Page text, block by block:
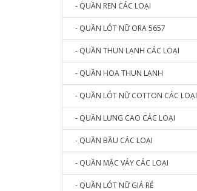
- QUẦN REN CÁC LOẠI
- QUẦN LÓT NỮ ORA 5657
- QUẦN THUN LẠNH CÁC LOẠI
- QUẦN HOA THUN LẠNH
- QUẦN LÓT NỮ COTTON CÁC LOẠI
- QUẦN LƯNG CAO CÁC LOẠI
- QUẦN BẦU CÁC LOẠI
- QUẦN MẶC VÁY CÁC LOẠI
- QUẦN LÓT NỮ GIÁ RẺ